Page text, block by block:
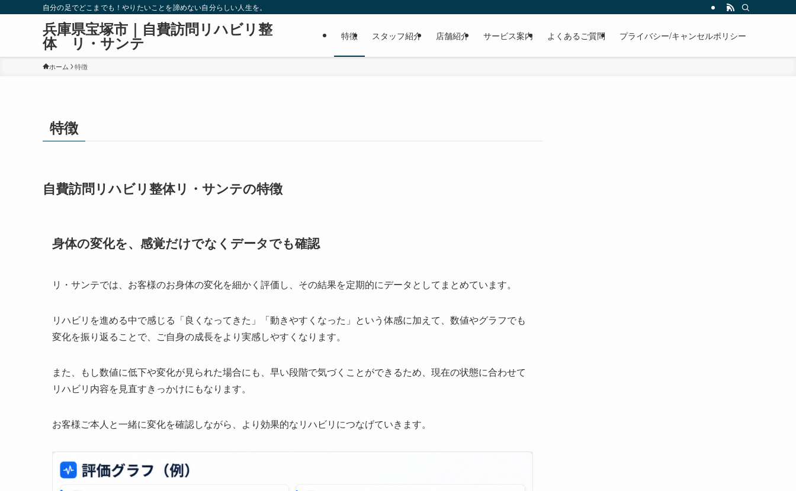
自分の足でどこまでも！やりたいことを諦めない自分らしい人生を。
兵庫県宝塚市｜自費訪問リハビリ整
体 リ・サンテ 特徴 スタッフ紹介 店舗紹介 サービス案内 よくあるご質問 プライバシー/キャンセルポリシー
ホーム 特徴
特徴
自費訪問リハビリ整体リ・サンテの特徴
身体の変化を、感覚だけでなくデータでも確認
リ・サンテでは、お客様のお身体の変化を細かく評価し、その結果を定期的にデータとしてまとめています。
リハビリを進める中で感じる「良くなってきた」「動きやすくなった」という体感に加えて、数値やグラフでも
変化を振り返ることで、ご自身の成長をより実感しやすくなります。
また、もし数値に低下や変化が見られた場合にも、早い段階で気づくことができるため、現在の状態に合わせて
リハビリ内容を見直すきっかけにもなります。
お客様ご本人と一緒に変化を確認しながら、より効果的なリハビリにつなげていきます。